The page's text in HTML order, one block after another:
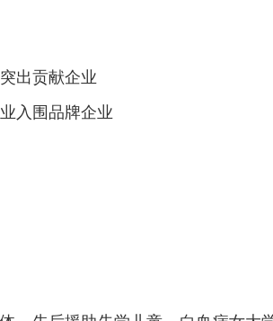
出贡献企业
入围品牌企业